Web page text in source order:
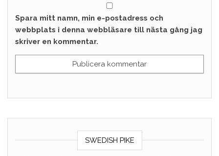
Spara mitt namn, min e-postadress och
webbplats i denna webbläsare till nästa gång jag
skriver en kommentar.
SWEDISH PIKE